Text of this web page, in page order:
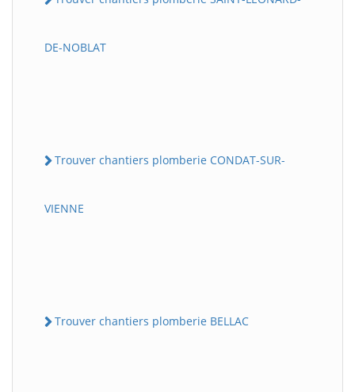
DE-NOBLAT
Trouver chantiers plomberie CONDAT-SUR-
VIENNE
Trouver chantiers plomberie BELLAC